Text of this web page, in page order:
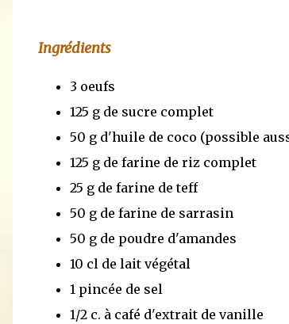
Ingrédients
3 oeufs
125 g de sucre complet
50 g d'huile de coco (possible
125 g de farine de riz complet
25 g de farine de teff
50 g de farine de sarrasin
50 g de poudre d'amandes
10 cl de lait végétal
1 pincée de sel
1/2 c. à café d'extrait de vanille